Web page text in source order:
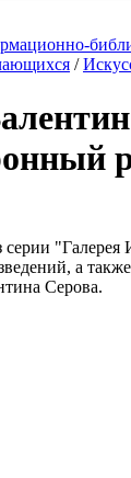
/
"Галерея
а
Серова.